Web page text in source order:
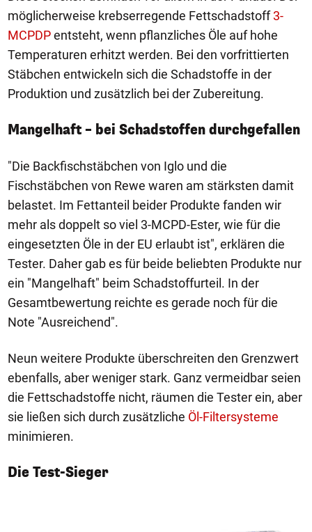
möglicherweise krebserregende Fettschadstoff3-
MCPDPentsteht, wenn pflanzliches Öle auf hohe
Temperaturen erhitzt werden. Bei den vorfrittierten
Stäbchen entwickeln sich die Schadstoffe in der
Produktion und zusätzlich bei der Zubereitung.
Mangelhaft – bei Schadstoffen durchgefallen
"Die Backfischstäbchen von Iglo und die
Fischstäbchen von Rewe waren am stärksten damit
belastet. Im Fettanteil beider Produkte fanden wir
mehr als doppelt so viel 3-MCPD-Ester, wie für die
eingesetzten Öle in der EU erlaubt ist", erklären die
Tester. Daher gab es für beide beliebten Produkte nur
ein "Mangelhaft" beim Schadstoffurteil. In der
Gesamtbewertung reichte es gerade noch für die
Note "Ausreichend".
Neun weitere Produkte überschreiten den Grenzwert
ebenfalls, aber weniger stark. Ganz vermeidbar seien
die Fettschadstoffe nicht, räumen die Tester ein, aber
sie ließen sich durch zusätzliche Öl-Filtersysteme
minimieren.
Die Test-Sieger
1/2